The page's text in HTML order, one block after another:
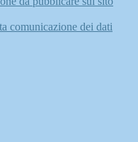
comunicazione dei dati